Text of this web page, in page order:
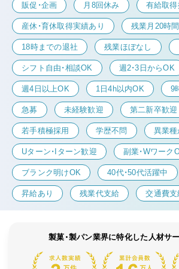
販促・企画 月8回休み 有給取
産休・育休取得実績あり 残業月20時
18時までの退社 残業ほぼなし
シフト自由・相談OK 週2・3日からOK
週4日以上OK 1日4h以内OK 9
急募 未経験歓迎 第二新卒歓迎
若手積極採用 学歴不問 異業
Uターン・Iターン歓迎 副業・Wワーク
ブランク明けOK 40代・50代活躍中
昇給あり 残業代支給 交通費支
製菓・製パン業界に特化した人材サ